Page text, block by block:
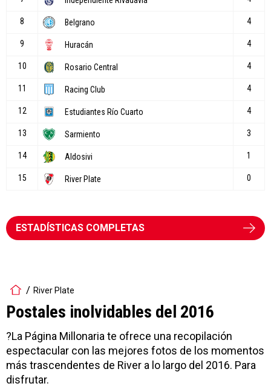
ESTADÍSTICAS COMPLETAS
River Plate
Postales inolvidables del 2016
?La Página Millonaria te ofrece una recopilación
espectacular con las mejores fotos de los momentos
más trascendentes de River a lo largo del 2016. Para
disfrutar.